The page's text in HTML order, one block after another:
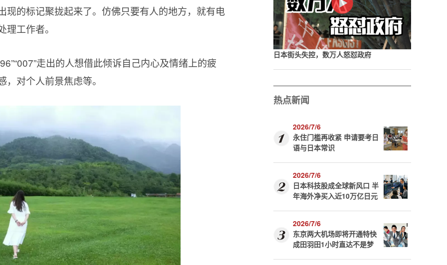
现的标记聚拢起来了。仿佛只要有人的地方，就有电
工作者。
走出的人想借此倾诉自己内心及情绪上的疲
对个人前景焦虑等。
日本街头失控，数万人怒怼政府
热点新闻
2026/7/6
永住门槛再收紧 申请要考日
语与日本常识
2026/7/6
日本科技股成全球新风口 半
年海外净买入近10万亿日元
2026/7/6
东京两大机场即将开通特快
成田羽田1小时直达不是梦